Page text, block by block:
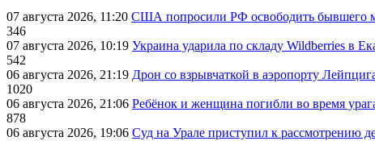
07 августа 2026, 11:20 США попросили РФ освободить бывшего
346
07 августа 2026, 10:19 Украина ударила по складу Wildberries в
542
06 августа 2026, 21:19 Дрон со взрывчаткой в аэропорту
1020
06 августа 2026, 21:06 Ребёнок и женщина погибли во время
878
06 августа 2026, 19:06 Суд на Урале приступил к рассмотрению